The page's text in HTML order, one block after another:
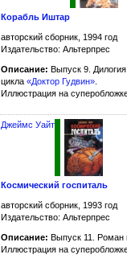
Корабль Иштар
авторский сборник, 1994 год
Издательство: Альтерпрес
Описание: Выпуск 9. Дилогия
цикла «Доктор Гудвин»
Иллюстрация на
Джеймс Уайт
Космический госпиталь
авторский сборник, 1993 год
Издательство: Альтерпрес
Описание: Выпуск 11. Роман
Иллюстрация на